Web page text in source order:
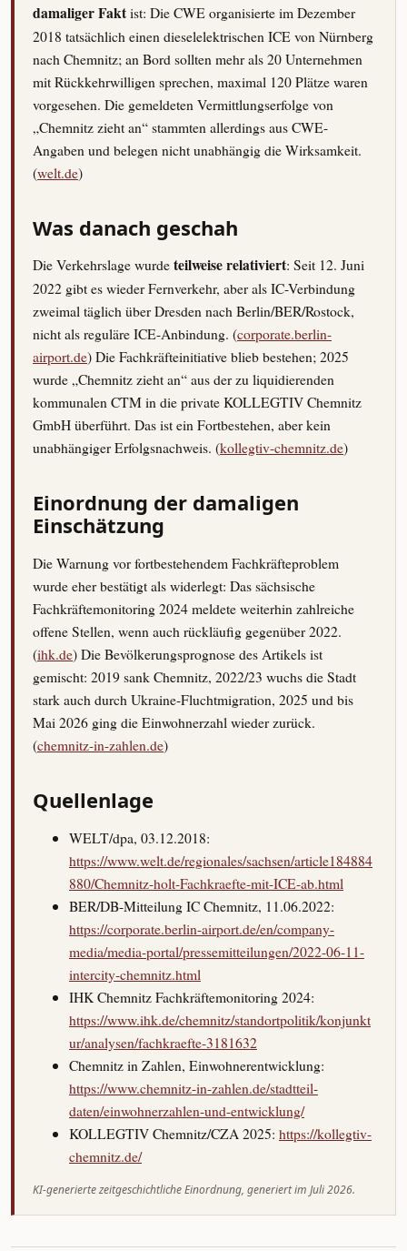
damaliger Faktist: Die CWE organisierte im Dezember
2018 tatsächlich einen dieselelektrischen ICE von Nürnberg
nach Chemnitz; an Bord sollten mehr als 20 Unternehmen
mit Rückkehrwilligen sprechen, maximal 120 Plätze waren
vorgesehen. Die gemeldeten Vermittlungserfolge von
„Chemnitz zieht an“ stammten allerdings aus CWE-
Angaben und belegen nicht unabhängig die Wirksamkeit.
(welt.de)
Was danach geschah
Die Verkehrslage wurdeteilweise relativiert: Seit 12. Juni
2022 gibt es wieder Fernverkehr, aber als IC-Verbindung
zweimal täglich über Dresden nach Berlin/BER/Rostock,
nicht als reguläre ICE-Anbindung. (corporate.berlin-
airport.de) Die Fachkräfteinitiative blieb bestehen; 2025
wurde „Chemnitz zieht an“ aus der zu liquidierenden
kommunalen CTM in die private KOLLEGTIV Chemnitz
GmbH überführt. Das ist ein Fortbestehen, aber kein
unabhängiger Erfolgsnachweis. (kollegtiv-chemnitz.de)
Einordnung der damaligen
Einschätzung
Die Warnung vor fortbestehendem Fachkräfteproblem
wurde eher bestätigt als widerlegt: Das sächsische
Fachkräftemonitoring 2024 meldete weiterhin zahlreiche
offene Stellen, wenn auch rückläufig gegenüber 2022.
(ihk.de) Die Bevölkerungsprognose des Artikels ist
gemischt: 2019 sank Chemnitz, 2022/23 wuchs die Stadt
stark auch durch Ukraine-Fluchtmigration, 2025 und bis
Mai 2026 ging die Einwohnerzahl wieder zurück.
(chemnitz-in-zahlen.de)
Quellenlage
WELT/dpa, 03.12.2018:
https://www.welt.de/regionales/sachsen/article184884
880/Chemnitz-holt-Fachkraefte-mit-ICE-ab.html
BER/DB-Mitteilung IC Chemnitz, 11.06.2022:
https://corporate.berlin-airport.de/en/company-
media/media-portal/pressemitteilungen/2022-06-11-
intercity-chemnitz.html
IHK Chemnitz Fachkräftemonitoring 2024:
https://www.ihk.de/chemnitz/standortpolitik/konjunkt
ur/analysen/fachkraefte-3181632
Chemnitz in Zahlen, Einwohnerentwicklung:
https://www.chemnitz-in-zahlen.de/stadtteil-
daten/einwohnerzahlen-und-entwicklung/
KOLLEGTIV Chemnitz/CZA 2025: https://kollegtiv-
chemnitz.de/
KI-generierte zeitgeschichtliche Einordnung, generiert im Juli 2026.